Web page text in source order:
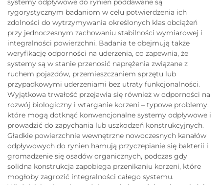
systemy odpływowe do rynien poddawane są
rygorystycznym badaniom w celu potwierdzenia ich
zdolności do wytrzymywania określonych klas obciążeń
przy jednoczesnym zachowaniu stabilności wymiarowej i
integralności powierzchni. Badania te obejmują także
weryfikację odporności na uderzenia, co zapewnia, że
systemy są w stanie przenosić naprężenia związane z
ruchem pojazdów, przemieszczaniem sprzętu lub
przypadkowymi uderzeniami bez utraty funkcjonalności.
Wyjątkowa trwałość przejawia się również w odporności na
rozwój biologiczny i wtarganie korzeni – typowe problemy,
które mogą dotknąć konwencjonalne systemy odpływowe i
prowadzić do zapychania lub uszkodzeń konstrukcyjnych.
Gładkie powierzchnie wewnętrzne nowoczesnych kanałów
odpływowych do rynien hamują przyczepianie się bakterii i
gromadzenie się osadów organicznych, podczas gdy
solidna konstrukcja zapobiega przenikaniu korzeni, które
mogłoby zagrozić integralności całego systemu.